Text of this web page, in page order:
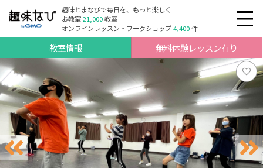
趣味とまなびで毎日を、もっと楽しく
お教室21,000教室
オンラインレッスン・ワークショップ4,400件
教室情報 無料体験レッスン有り